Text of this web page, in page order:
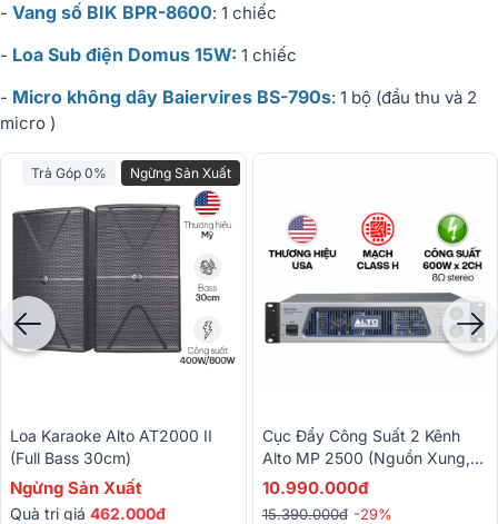
- Vang số BIK BPR-8600: 1 chiếc
- Loa Sub điện Domus 15W: 1 chiếc
- Micro không dây Baiervires BS-790s: 1 bộ (đầu thu và 2
micro )
Trả Góp 0% Ngừng Sản Xuất
Loa Karaoke Alto AT2000 II
(Full Bass 30cm)
Ngừng Sản Xuất
Quà trị giá 462.000đ
Cục Đẩy Công Suất 2 Kênh
Alto MP 2500 (Nguồn Xung,
Class H, 600W)
10.990.000đ
15.390.000đ -29%